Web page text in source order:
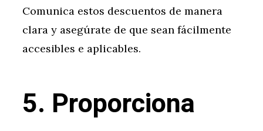
Comunica estos descuentos de manera
clara y asegúrate de que sean fácilmente
accesibles e aplicables.
5. Proporciona